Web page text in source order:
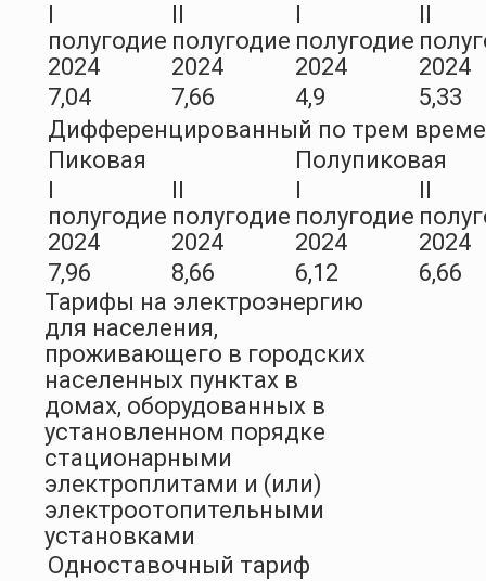
полугодие
2024
полугодие
2024
полугодие
2024
2024
7,04
7,66 4,9
5,33
Дифференцированный по трем
Пиковая
Полупиковая
полугодие
2024
полугодие
2024
полугодие
2024
2024
7,96
8,66 6,12
6,66
Тарифы на электроэнергию
для населения,
проживающего в городских
населенных пунктах в
домах, оборудованных в
установленном порядке
стационарными
электроплитами и (или)
электроотопительными
установками
Одноставочный тариф